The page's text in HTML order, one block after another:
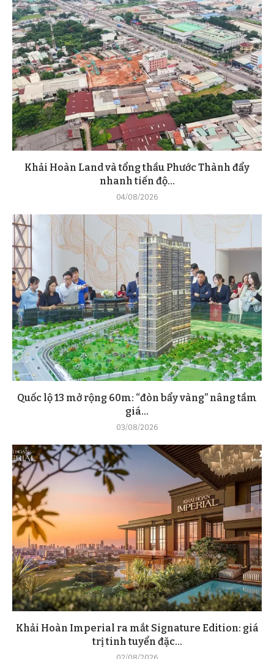
Khải Hoàn Land và tổng thầu Phước Thành đẩy
nhanh tiến độ...
04/08/2026
Quốc lộ 13 mở rộng 60m: “đòn bẩy vàng” nâng tầm
giá...
03/08/2026
Khải Hoàn Imperial ra mắt Signature Edition: giá
trị tinh tuyển đặc...